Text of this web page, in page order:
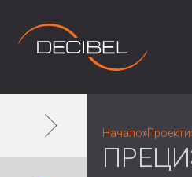
Начало»Проекти